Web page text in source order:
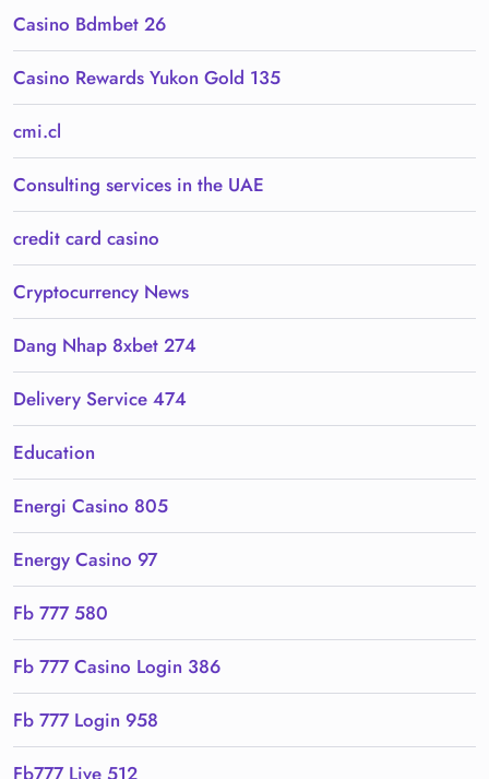
Casino Bdmbet 26
Casino Rewards Yukon Gold 135
cmi.cl
Consulting services in the UAE
credit card casino
Cryptocurrency News
Dang Nhap 8xbet 274
Delivery Service 474
Education
Energi Casino 805
Energy Casino 97
Fb 777 580
Fb 777 Casino Login 386
Fb 777 Login 958
Fb777 Live 512